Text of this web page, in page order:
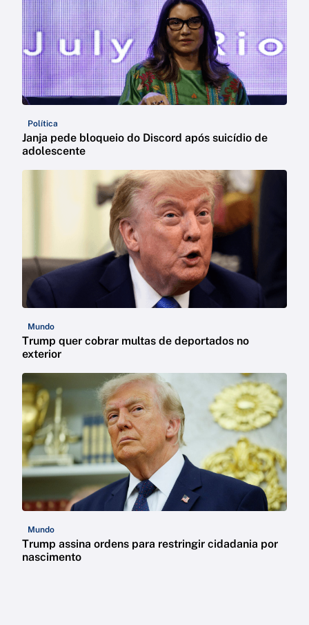
Política
Janja pede bloqueio do Discord após suicídio de
adolescente
Mundo
Trump quer cobrar multas de deportados no
exterior
Mundo
Trump assina ordens para restringir cidadania por
nascimento